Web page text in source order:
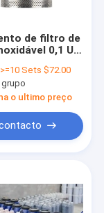
de filtro de
0,1 Um
99,9%
>=10 Sets $72.00
grupo
o ultimo preço